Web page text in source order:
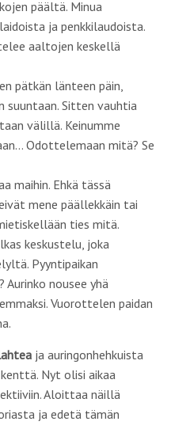
Ehkä tässä
mene päällekkäin tai
ties mitä.
keskustelu, joka
Pyyntipaikan
nousee yhä
Vuorottelen paidan
ja auringonhehkuista
Nyt olisi aikaa
Aloittaa näillä
ja edetä tämän
Voisi tähyillä
jättimäiset
ja eurooppalaiset alukset
hupeneviin saaliisiin.
leviämisestä Beninin
maan talouteen,
merkittävää osaa.
vaan mittailen matkaa